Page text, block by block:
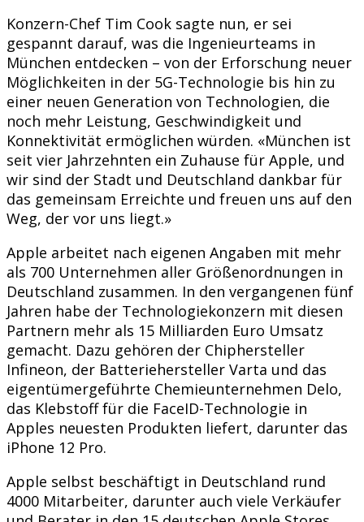
Konzern-Chef Tim Cook sagte nun, er sei
gespannt darauf, was die Ingenieurteams in
München entdecken – von der Erforschung neuer
Möglichkeiten in der 5G-Technologie bis hin zu
einer neuen Generation von Technologien, die
noch mehr Leistung, Geschwindigkeit und
Konnektivität ermöglichen würden. «München ist
seit vier Jahrzehnten ein Zuhause für Apple, und
wir sind der Stadt und Deutschland dankbar für
das gemeinsam Erreichte und freuen uns auf den
Weg, der vor uns liegt.»
Apple arbeitet nach eigenen Angaben mit mehr
als 700 Unternehmen aller Größenordnungen in
Deutschland zusammen. In den vergangenen fünf
Jahren habe der Technologiekonzern mit diesen
Partnern mehr als 15 Milliarden Euro Umsatz
gemacht. Dazu gehören der Chiphersteller
Infineon, der Batteriehersteller Varta und das
eigentümergeführte Chemieunternehmen Delo,
das Klebstoff für die FaceID-Technologie in
Apples neuesten Produkten liefert, darunter das
iPhone 12 Pro.
Apple selbst beschäftigt in Deutschland rund
4000 Mitarbeiter, darunter auch viele Verkäufer